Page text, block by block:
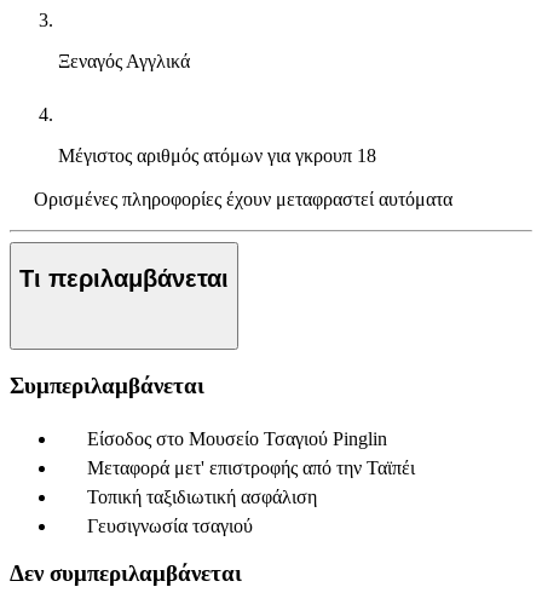
Ξεναγός Αγγλικά
Μέγιστος αριθμός ατόμων για γκρουπ 18
Ορισμένες πληροφορίες έχουν μεταφραστεί αυτόματα
Τι περιλαμβάνεται
Συμπεριλαμβάνεται
Είσοδος στο Μουσείο Τσαγιού Pinglin
Μεταφορά μετ' επιστροφής από την Ταϊπέι
Τοπική ταξιδιωτική ασφάλιση
Γευσιγνωσία τσαγιού
Δεν συμπεριλαμβάνεται